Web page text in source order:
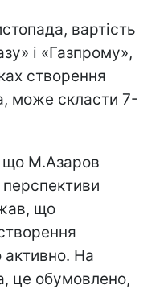
вартість
і «Газпрому»,
створення
може скласти 7-
що М.Азаров
що
активно. На
це обумовлено,